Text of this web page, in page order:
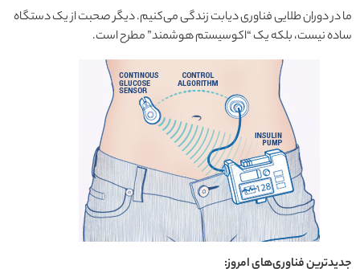
ما در دوران طلایی فناوری دیابت زندگی می‌کنیم. دیگر صحبت از یک دستگاه
ساده نیست، بلکه یک “اکوسیستم هوشمند” مطرح است.
جدیدترین فناوری‌های امروز: